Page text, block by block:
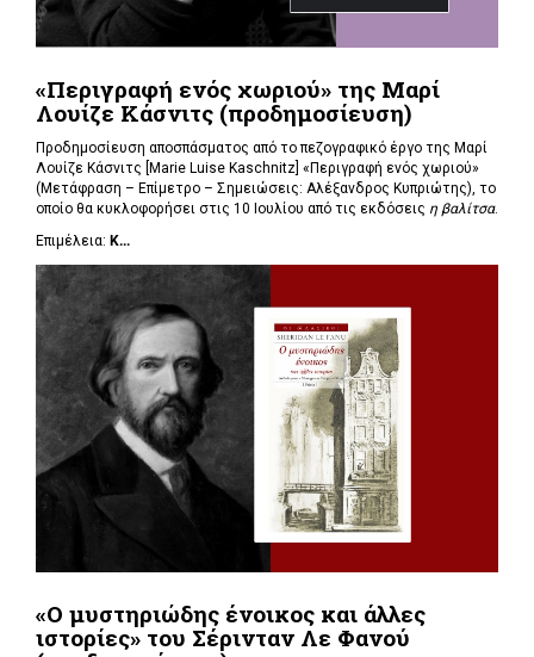
«Περιγραφή ενός χωριού» της Μαρί
Λουίζε Κάσνιτς (προδημοσίευση)
Προδημοσίευση αποσπάσματος από το πεζογραφικό έργο της Μαρί
Λουίζε Κάσνιτς [Marie Luise Kaschnitz] «Περιγραφή ενός χωριού»
(Μετάφραση – Επίμετρο – Σημειώσεις: Αλέξανδρος Κυπριώτης), το
οποίο θα κυκλοφορήσει στις 10 Ιουλίου από τις εκδόσεις η βαλίτσα.
Επιμέλεια: Κ...
«Ο μυστηριώδης ένοικος και άλλες
ιστορίες» του Σέρινταν Λε Φανού